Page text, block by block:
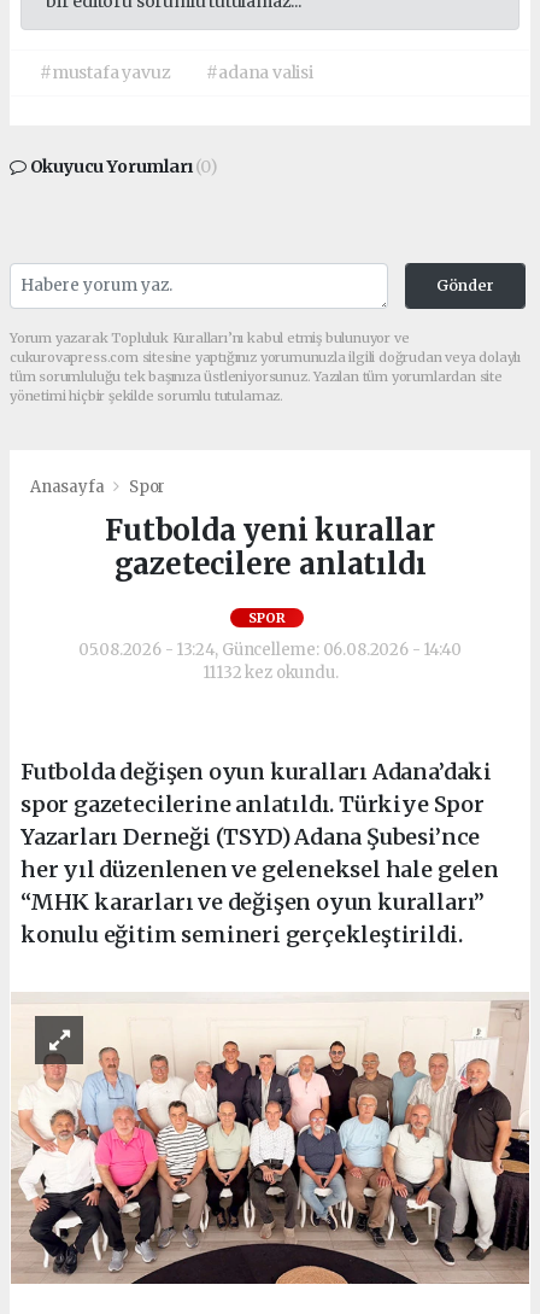
#mustafa yavuz #adana valisi
Okuyucu Yorumları(0)
Gönder
Yorum yazarak Topluluk Kuralları’nı kabul etmiş bulunuyor ve
cukurovapress.com sitesine yaptığınız yorumunuzla ilgili doğrudan veya dolaylı
tüm sorumluluğu tek başınıza üstleniyorsunuz. Yazılan tüm yorumlardan site
yönetimi hiçbir şekilde sorumlu tutulamaz.
Anasayfa Spor
Futbolda yeni kurallar
gazetecilere anlatıldı
SPOR
05.08.2026 - 13:24, Güncelleme: 06.08.2026 - 14:40
11132 kez okundu.
Futbolda değişen oyun kuralları Adana’daki
spor gazetecilerine anlatıldı. Türkiye Spor
Yazarları Derneği (TSYD) Adana Şubesi’nce
her yıl düzenlenen ve geleneksel hale gelen
“MHK kararları ve değişen oyun kuralları”
konulu eğitim semineri gerçekleştirildi.